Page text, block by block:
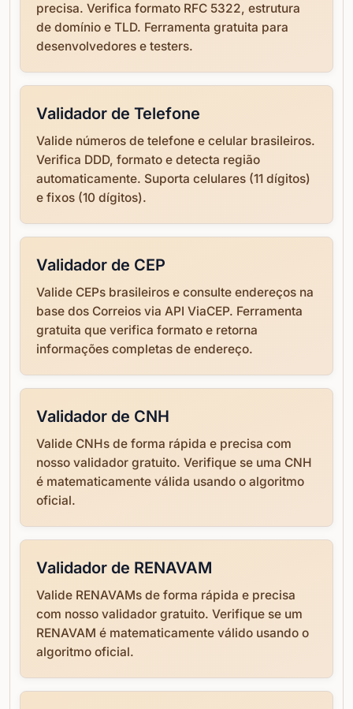
precisa. Verifica formato RFC 5322, estrutura
de domínio e TLD. Ferramenta gratuita para
desenvolvedores e testers.
Validador de Telefone
Valide números de telefone e celular brasileiros.
Verifica DDD, formato e detecta região
automaticamente. Suporta celulares (11 dígitos)
e fixos (10 dígitos).
Validador de CEP
Valide CEPs brasileiros e consulte endereços na
base dos Correios via API ViaCEP. Ferramenta
gratuita que verifica formato e retorna
informações completas de endereço.
Validador de CNH
Valide CNHs de forma rápida e precisa com
nosso validador gratuito. Verifique se uma CNH
é matematicamente válida usando o algoritmo
oficial.
Validador de RENAVAM
Valide RENAVAMs de forma rápida e precisa
com nosso validador gratuito. Verifique se um
RENAVAM é matematicamente válido usando o
algoritmo oficial.